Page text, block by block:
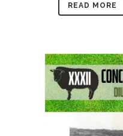
READ MORE